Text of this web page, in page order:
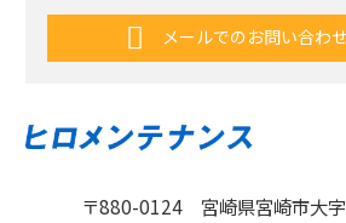
〒880-0124 宮崎県宮崎市大
メールでのお問い合わ